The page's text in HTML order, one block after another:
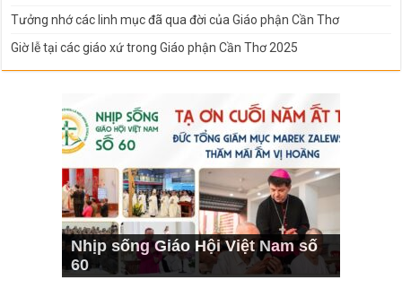
Tưởng nhớ các linh mục đã qua đời của Giáo phận Cần Thơ
Giờ lễ tại các giáo xứ trong Giáo phận Cần Thơ 2025
Nhịp sống Giáo Hội Việt Nam số
60